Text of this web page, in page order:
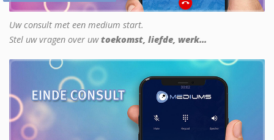
Uw consult met een medium start.
Stel uw vragen over uwtoekomst, liefde, werk...